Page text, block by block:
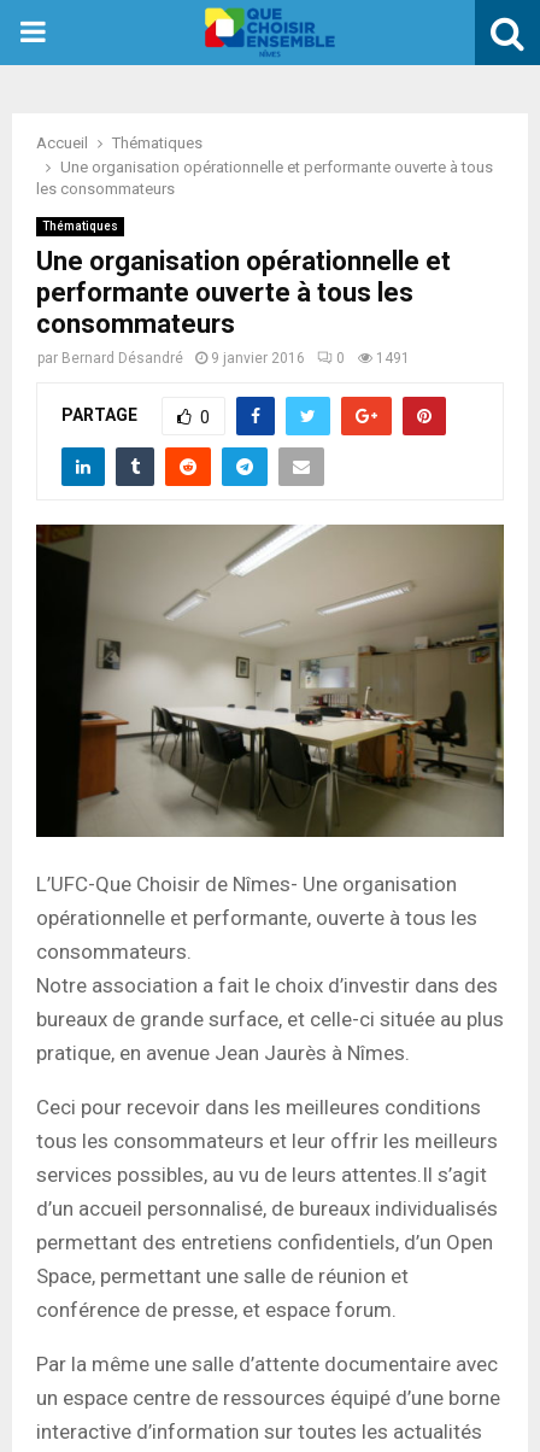
PRIMARY
Accueil
Thématiques
Une organisation opérationnelle et performante ouverte à tous
les consommateurs
Thématiques
Une organisation opérationnelle et
performante ouverte à tous les
consommateurs
par Bernard Désandré 9 janvier 2016 0 1491
PARTAGE 0
L’UFC-Que Choisir de Nîmes- Une organisation
opérationnelle et performante, ouverte à tous les
consommateurs.
Notre association a fait le choix d’investir dans des
bureaux de grande surface, et celle-ci située au plus
pratique, en avenue Jean Jaurès à Nîmes.
Ceci pour recevoir dans les meilleures conditions
tous les consommateurs et leur offrir les meilleurs
services possibles, au vu de leurs attentes.Il s’agit
d’un accueil personnalisé, de bureaux individualisés
permettant des entretiens confidentiels, d’un Open
Space, permettant une salle de réunion et
conférence de presse, et espace forum.
Par la même une salle d’attente documentaire avec
un espace centre de ressources équipé d’une borne
interactive d’information sur toutes les actualités